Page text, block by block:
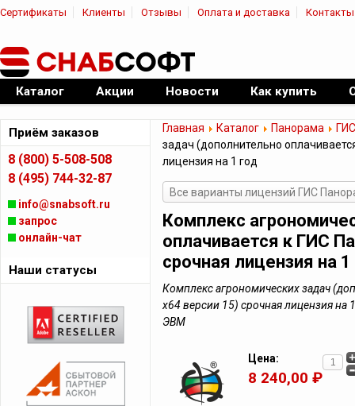
Сертификаты Клиенты Отзывы Оплата и доставка Контакты
Официальный дилер ПО
Каталог Акции Новости Как купить
Главная Каталог Панорама
задач (дополнительно
лицензия на 1 год
Все варианты лицензий ГИС
Комплекс
оплачивается к ГИС
срочная лицензия на 1
Комплекс агрономических задач
х64 версии 15) срочная лицензия
ЭВМ
Цена:
8 240,00 ₽
Приём заказов
8 (800) 5-508-508
8 (495) 744-32-87
info@snabsoft.ru
запрос
онлайн-чат
Наши статусы